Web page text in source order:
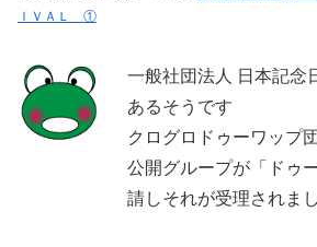
ＩＶＡＬ ①
一般社団法人 日本記念
あるそうです
クログロドゥーワップ
公開グループが「ドゥ
請しそれが受理されま